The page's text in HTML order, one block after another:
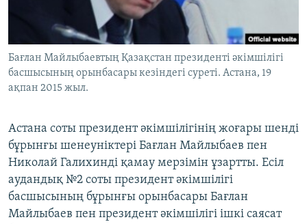
Басқа тілдерде
Бағлан Майлыбаевтың Қазақстан президенті әкімшілігі
басшысының орынбасары кезіндегі суреті. Астана, 19
ақпан 2015 жыл.
Астана соты президент әкімшілігінің жоғары шенді
бұрынғы шенеуніктері Бағлан Майлыбаев пен
Николай Галихинді қамау мерзімін ұзартты. Есіл
аудандық №2 соты президент әкімшілігі
басшысының бұрынғы орынбасары Бағлан
Майлыбаев пен президент әкімшілігі ішкі саясат